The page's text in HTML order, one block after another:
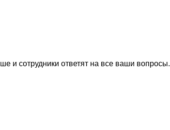
и сотрудники ответят на все ваши вопросы.